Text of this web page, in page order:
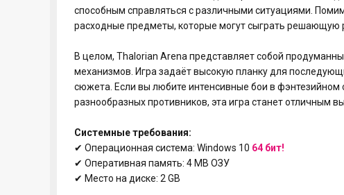
способным справляться с различными ситуациями.
расходные предметы, которые могут сыграть решающую
В целом, Thalorian Arena представляет собой
механизмов. Игра задаёт высокую планку для
сюжета. Если вы любите интенсивные бои в фэнтезийном
разнообразных противников, эта игра станет отличным
Системные требования:
✔ Операционная система: Windows 10 64 бит!
✔ Оперативная память: 4 MB ОЗУ
✔ Место на диске: 2 GB